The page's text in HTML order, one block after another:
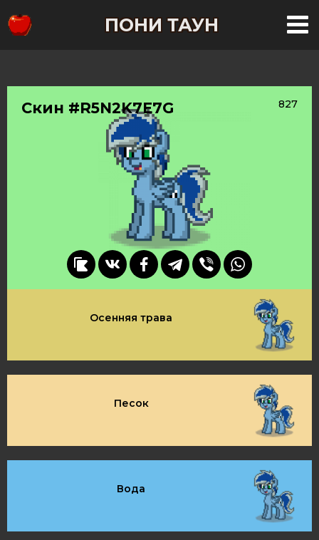
ПОНИ ТАУН
Скин #R5N2K7E7G 827
Осенняя трава
Песок
Вода